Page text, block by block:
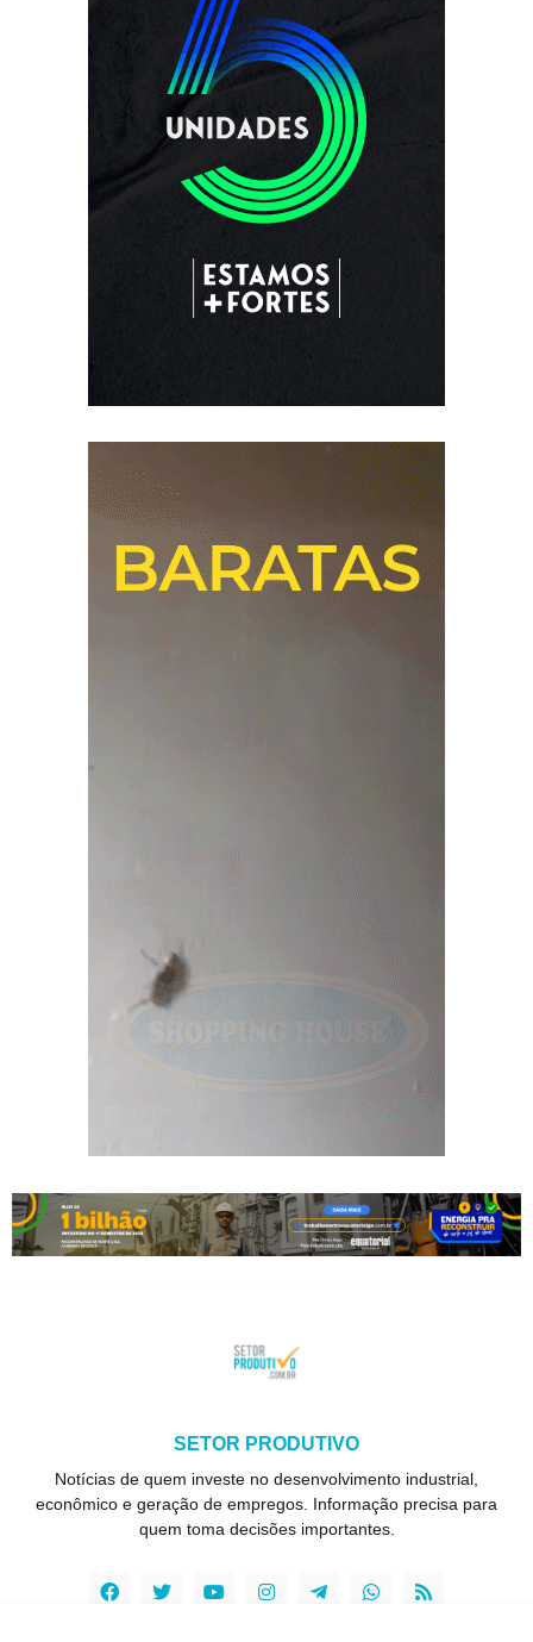
SETOR PRODUTIVO
Notícias de quem investe no desenvolvimento industrial,
econômico e geração de empregos. Informação precisa para
quem toma decisões importantes.